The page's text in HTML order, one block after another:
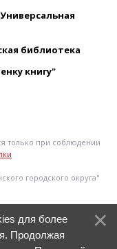
библиотека
книгу"
только при соблюдении
городского округа"
для более
Продолжая